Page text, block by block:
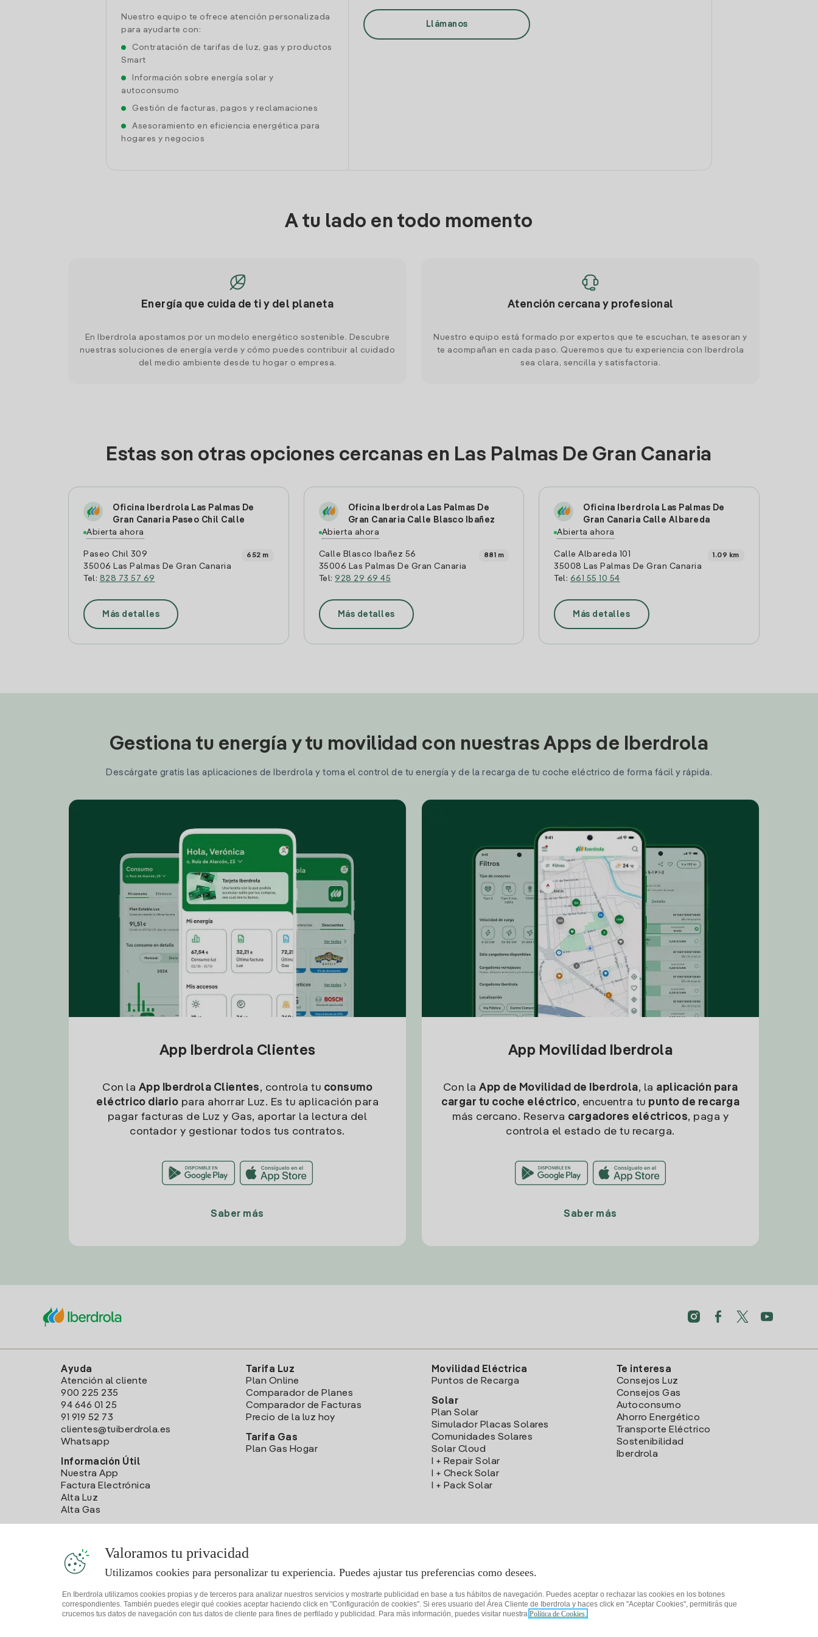
Nuestro equipo te ofrece atención personalizada
para ayudarte con:
Contratación de tarifas de luz, gas y productos
Smart
Información sobre energía solar y
autoconsumo
Gestión de facturas, pagos y reclamaciones
Asesoramiento en eficiencia energética para
hogares y negocios
Llámanos
A tu lado en todo momento
Energía que cuida de ti y del planeta
En Iberdrola apostamos por un modelo energético sostenible. Descubre
nuestras soluciones de energía verde y cómo puedes contribuir al cuidado
del medio ambiente desde tu hogar o empresa.
Atención cercana y profesional
Nuestro equipo está formado por expertos que te escuchan, te asesoran y
te acompañan en cada paso. Queremos que tu experiencia con Iberdrola
sea clara, sencilla y satisfactoria.
Estas son otras opciones cercanas en Las Palmas De Gran Canaria
Oficina Iberdrola Las Palmas De
Gran Canaria Paseo Chil Calle
Abierta ahora
Paseo Chil 309
35006 Las Palmas De Gran Canaria
Tel: 828 73 57 69
652 m
Más detalles
Oficina Iberdrola Las Palmas De
Gran Canaria Calle Blasco Ibañez
Abierta ahora
Calle Blasco Ibañez 56
35006 Las Palmas De Gran Canaria
Tel:928 29 69 45
881 m
Más detalles
Oficina Iberdrola Las Palmas De
Gran Canaria Calle Albareda
Abierta ahora
Calle Albareda 101
35008 Las Palmas De Gran Canaria
Tel: 661 55 10 54
1.09 km
Más detalles
Gestiona tu energía y tu movilidad con nuestras Apps de Iberdrola
Descárgate gratis las aplicaciones de Iberdrola y toma el control de tu energía y de la recarga de tu coche eléctrico de forma fácil y rápida.
App Iberdrola Clientes
Con la App Iberdrola Clientes, controla tu consumo
eléctrico diario para ahorrar Luz. Es tu aplicación para
pagar facturas de Luz y Gas, aportar la lectura del
contador y gestionar todos tus contratos.
Saber más
App Movilidad Iberdrola
Con la App de Movilidad de Iberdrola, la aplicación para
cargar tu coche eléctrico, encuentra tu punto de recarga
más cercano. Reserva cargadores eléctricos, paga y
controla el estado de tu recarga.
Saber más
Ayuda
Atención al cliente
900 225 235
94 646 01 25
91 919 52 73
clientes@tuiberdrola.es
Whatsapp
Información Útil
Nuestra App
Factura Electrónica
Alta Luz
Alta Gas
Tarifa Luz
Plan Online
Comparador de Planes
Comparador de Facturas
Precio de la luz hoy
Tarifa Gas
Plan Gas Hogar
Movilidad Eléctrica
Puntos de Recarga
Solar
Plan Solar
Simulador Placas Solares
Comunidades Solares
Solar Cloud
I + Repair Solar
I + Check Solar
I + Pack Solar
Te interesa
Consejos Luz
Consejos Gas
Autoconsumo
Ahorro Energético
Transporte Eléctrico
Sostenibilidad
Iberdrola
Valoramos tu privacidad
Utilizamos cookies para personalizar tu experiencia. Puedes ajustar tus preferencias como desees.
En Iberdrola utilizamos cookies propias y de terceros para analizar nuestros servicios y mostrarte publicidad en base a tus hábitos de navegación. Puedes aceptar o rechazar las cookies en los botones
correspondientes. También puedes elegir qué cookies aceptar haciendo click en "Configuración de cookies". Si eres usuario del Área Cliente de Iberdrola y haces click en "Aceptar Cookies", permitirás que
crucemos tus datos de navegación con tus datos de cliente para fines de perfilado y publicidad. Para más información, puedes visitar nuestra Política de Cookies.